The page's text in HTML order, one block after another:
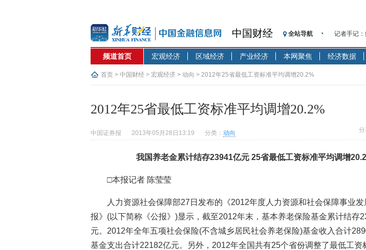
中国财经 全站导航
记者手记
【见·闻】
济安金信
【新华财
央行公开
基本面及
沥青期货
恒生聚源
济安金信：
【见·闻
频道首页 宏观经济 区域经济 产业经济 本网聚焦 经济数据
首页 > 中国财经 > 宏观经济 > 动向 > 2012年25省最低工资标准平均调增20.2%
2012年25省最低工资标准平均调增20.2%
分
中国证券报 2013年05月28日13:19 分类： 动向
我国养老金累计结存23941亿元 25省最低工资标准平均调增
□本报记者 陈莹莹
人力资源社会保障部27日发布的《2012年度人力资源和社会保障事业发
报》(以下简称《公报》)显示，截至2012年末，基本养老保险基金累计结存
元。2012年全年五项社会保险(不含城乡居民社会养老保险)基金收入合计
基金支出合计22182亿元。另外，2012年全国共有25个省份调整了最低工资